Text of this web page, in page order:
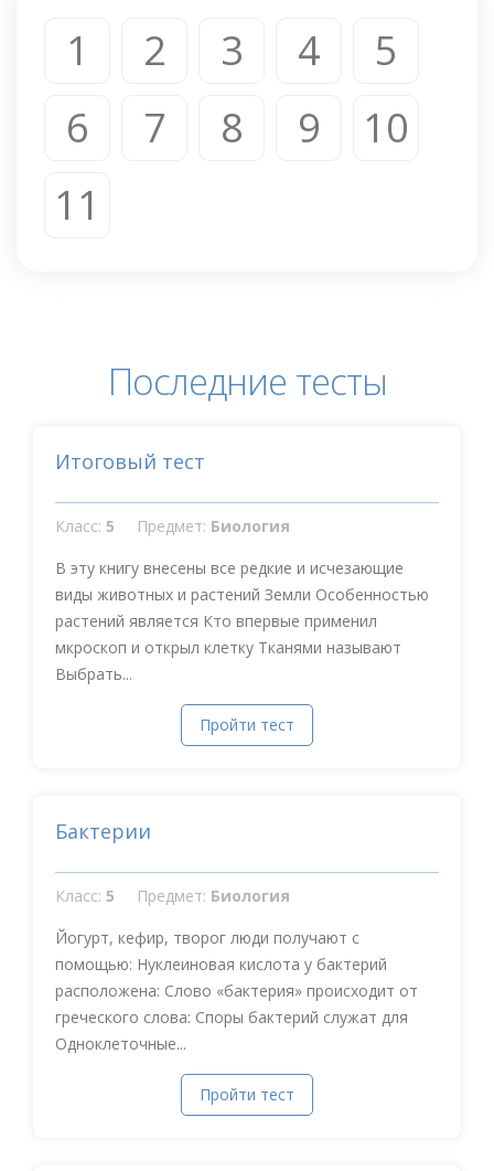
1 2 3 4
5
6
7 8 9
10
11
Последние тесты
Итоговый тест
Класс: 5 Предмет: Биология
В эту книгу внесены все редкие и исчезающие
виды животных и растений Земли Особенностью
растений является Кто впервые применил
мкроскоп и открыл клетку Тканями называют
Выбрать...
Пройти тест
Бактерии
Класс: 5 Предмет: Биология
Йогурт, кефир, творог люди получают с
помощью: Нуклеиновая кислота у бактерий
расположена: Слово «бактерия» происходит от
греческого слова: Споры бактерий служат для
Одноклеточные...
Пройти тест